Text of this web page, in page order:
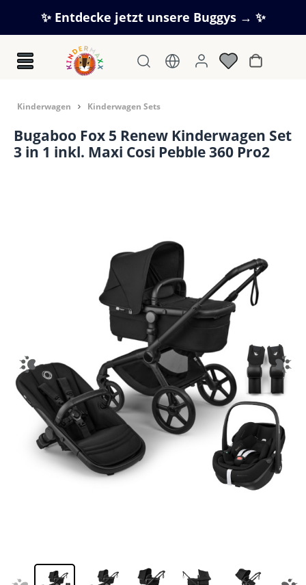
Zum Hauptinhalt springen
✨ Entdecke jetzt unsere Buggys → ✨
Kinderwagen Kinderwagen Sets
Bugaboo Fox 5 Renew Kinderwagen Set
3 in 1 inkl. Maxi Cosi Pebble 360 Pro2